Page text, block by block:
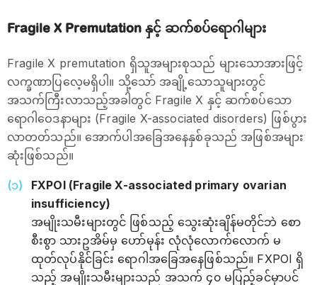
Fragile X Premutation နှင့် ဆက်စပ်ရောဂါများ
Fragile X premutation ရှိသူအများစုသည် များသောအားဖြင့်
လက္ခဏာပြလေ့မရှိပါ။ သို့သော် အချို့သောသူများတွင်
အသက်ကြီးလာသည့်အခါတွင် Fragile X နှင့် ဆက်စပ်သော
ရောဂါဝေဒနာများ (Fragile X-associated disorders) ဖြစ်ပွား
လာတတ်သည်။ အောက်ပါအခြေအနေနှစ်ခုသည် အဖြစ်အများ
ဆုံးဖြစ်သည်။
FXPOI (Fragile X-associated primary ovarian
insufficiency)
အမျိုးသမီးများတွင် ဖြစ်သည့် သွေးဆုံးချိန်မတိုင်ဘဲ စော
စီးစွာ သားဥအိမ်မှ ဟော်မုန်း လုံလုံလောက်လောက် မ
ထုတ်လုပ်နိုင်ခြင်း ရောဂါအခြေအနေဖြစ်သည်။ FXPOI ရှိ
သည့် အမျိုးသမီးများသည် အသက် ၄၀ မပြည့်ခင်မှာပင်